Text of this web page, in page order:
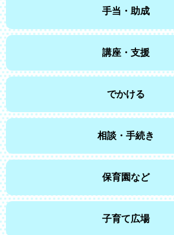
手当・助成
講座・支援
でかける
相談・手続き
保育園など
子育て広場